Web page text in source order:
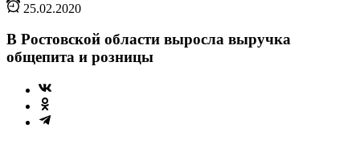
25.02.2020
В Ростовской области выросла выручка
общепита и розницы